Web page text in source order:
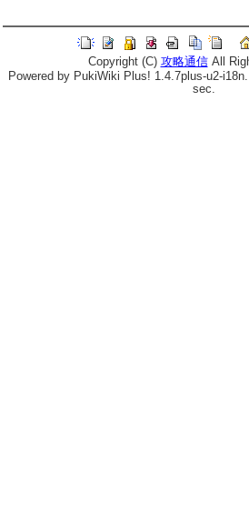
Copyright (C) 攻略通信All
Powered by PukiWiki Plus! 1.4.7plus-u2-
sec.